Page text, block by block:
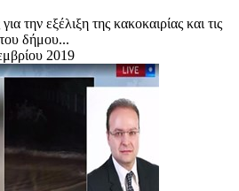
την εξέλιξη της κακοκαιρίας και τις
δήμου...
2019